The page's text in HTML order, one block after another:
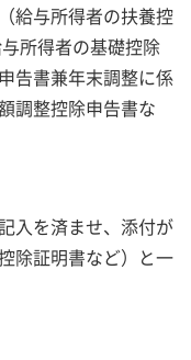
給与所得者の扶養控
所得者の基礎控除
告書兼年末調整に係
調整控除申告書な
入を済ませ、添付が
除証明書など）と一